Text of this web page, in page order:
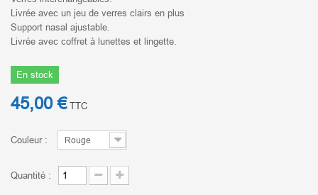
Livrée avec un jeu de verres clairs en plus
Support nasal ajustable.
Livrée avec coffret à lunettes et lingette.
En stock
45,00 €TTC
Couleur : Rouge
Quantité :